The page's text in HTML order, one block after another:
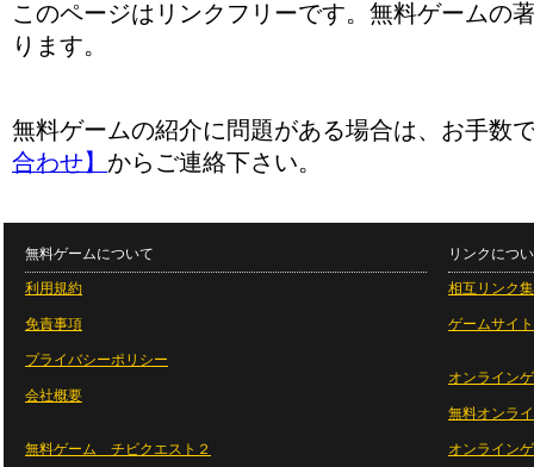
このページはリンクフリーです。無料ゲームの
ります。
無料ゲームの紹介に問題がある場合は、お手数
合わせ】 からご連絡下さい。
無料ゲームについて
利用規約
免責事項
プライバシーポリシー
会社概要
無料ゲーム チビクエスト２
リンクにつ
相互リンク集
ゲームサイ
オンライン
無料オンラ
オンライン